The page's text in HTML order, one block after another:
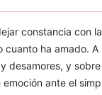
constancia con
ha amado. A
desamores, y
ante el